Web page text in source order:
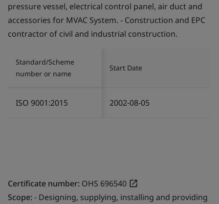
pressure vessel, electrical control panel, air duct and
accessories for MVAC System. - Construction and EPC
contractor of civil and industrial construction.
Standard/Scheme
number or name
Start Date
ISO 9001:2015 2002-08-05
Certificate number: OHS 696540
Scope:- Designing, supplying, installing and providing